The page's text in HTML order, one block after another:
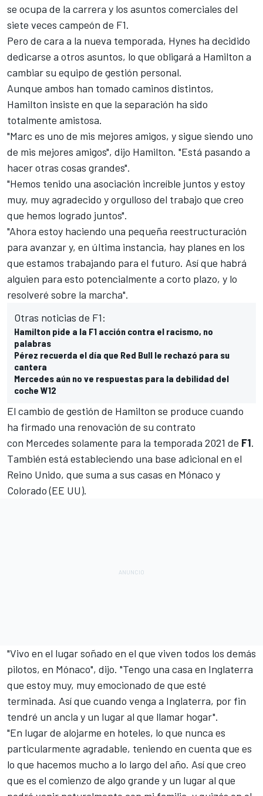
se ocupa de la carrera y los asuntos comerciales del
siete veces campeón de F1.
Pero de cara a la nueva temporada, Hynes ha decidido
dedicarse a otros asuntos, lo que obligará a Hamilton a
cambiar su equipo de gestión personal.
Aunque ambos han tomado caminos distintos,
Hamilton insiste en que la separación ha sido
totalmente amistosa.
"Marc es uno de mis mejores amigos, y sigue siendo uno
de mis mejores amigos", dijo Hamilton. "Está pasando a
hacer otras cosas grandes".
"Hemos tenido una asociación increíble juntos y estoy
muy, muy agradecido y orgulloso del trabajo que creo
que hemos logrado juntos".
"Ahora estoy haciendo una pequeña reestructuración
para avanzar y, en última instancia, hay planes en los
que estamos trabajando para el futuro. Así que habrá
alguien para esto potencialmente a corto plazo, y lo
resolveré sobre la marcha".
Otras noticias de F1:
Hamilton pide a la F1 acción contra el racismo, no
palabras
Pérez recuerda el día que Red Bull le rechazó para su
cantera
Mercedes aún no ve respuestas para la debilidad del
coche W12
El cambio de gestión de Hamilton se produce cuando
ha firmado una renovación de su contrato
con Mercedes solamente para la temporada 2021 de F1.
También está estableciendo una base adicional en el
Reino Unido, que suma a sus casas en Mónaco y
Colorado (EE UU).
"Vivo en el lugar soñado en el que viven todos los demás
pilotos, en Mónaco", dijo. "Tengo una casa en Inglaterra
que estoy muy, muy emocionado de que esté
terminada. Así que cuando venga a Inglaterra, por fin
tendré un ancla y un lugar al que llamar hogar".
"En lugar de alojarme en hoteles, lo que nunca es
particularmente agradable, teniendo en cuenta que es
lo que hacemos mucho a lo largo del año. Así que creo
que es el comienzo de algo grande y un lugar al que